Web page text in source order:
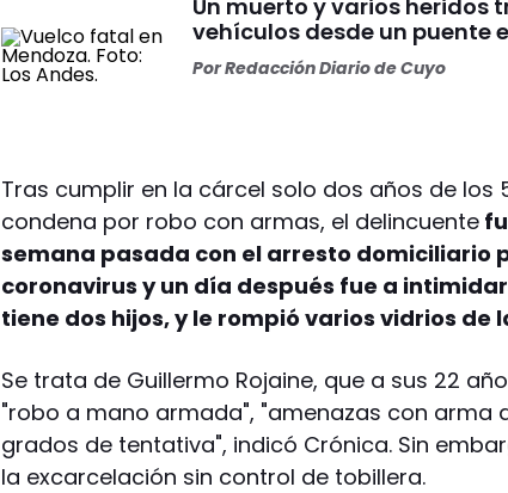
Un muerto y varios heridos
vehículos desde un puente
PorRedacción Diario de Cuyo
Tras cumplir en la cárcel solo dos años de los
condena por robo con armas, el delincuente
semana pasada con el arresto domiciliario
coronavirus y un día después fue a
tiene dos hijos, y le rompió varios vidrios de
Se trata de Guillermo Rojaine, que a sus 22
"robo a mano armada", "amenazas con arma
grados de tentativa", indicó Crónica. Sin
la excarcelación sin control de tobillera.